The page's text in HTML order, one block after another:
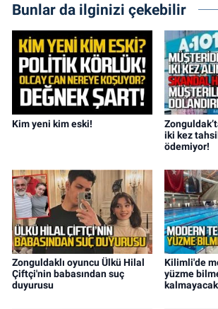
Bunlar da ilginizi çekebilir
Kim yeni kim eski!
iki kez
ödemiyor!
Zonguldaklı oyuncu Ülkü Hilal
Çiftçi'nin babasından suç
duyurusu
Kilimli'de
yüzme
kalmayacak